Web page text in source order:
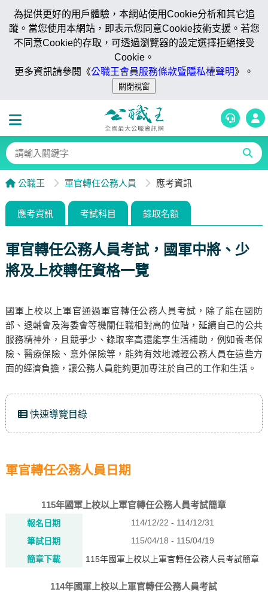
為提供更好的用戶體驗，本網站使用Cookie分析和其它追
蹤。當您使用本網站，即表示您同意Cookie技術支援。若您
不同意Cookie的存取，可透過瀏覽器的設定選擇拒絕接受
Cookie。
更多資訊請參閱《公職王會員服務條款暨隱私權聲明》。
公職王 軍官轉任公務人員 應考資訊
應考資訊 考試科目 錄取名額
軍官轉任公務人員考試，國軍中將、少
將及上校轉任資格一覽
國軍上校以上軍官通過軍官轉任公務人員考試，除了能在國防
部、退輔會及海委會等機關任職相對高的位階，延續自己的公共
服務精神外，且競爭少、錄取率高還能享生活補助，例如養老保
險、醫療保險、意外保險等，能夠有效地減輕公務人員在這些方
面的經濟負擔，讓公務人員能夠更加專注於自己的工作和生活。
快速導覽目錄
軍官轉任公務人員日期
115年國軍上校以上軍官轉任公務人員考試簡章
報名日期
114/12/22 - 114/12/31
筆試日期
115/04/18 - 115/04/19
簡章下載
115年國軍上校以上軍官轉任公務人員考試簡章
114年國軍上校以上軍官轉任公務人員考試